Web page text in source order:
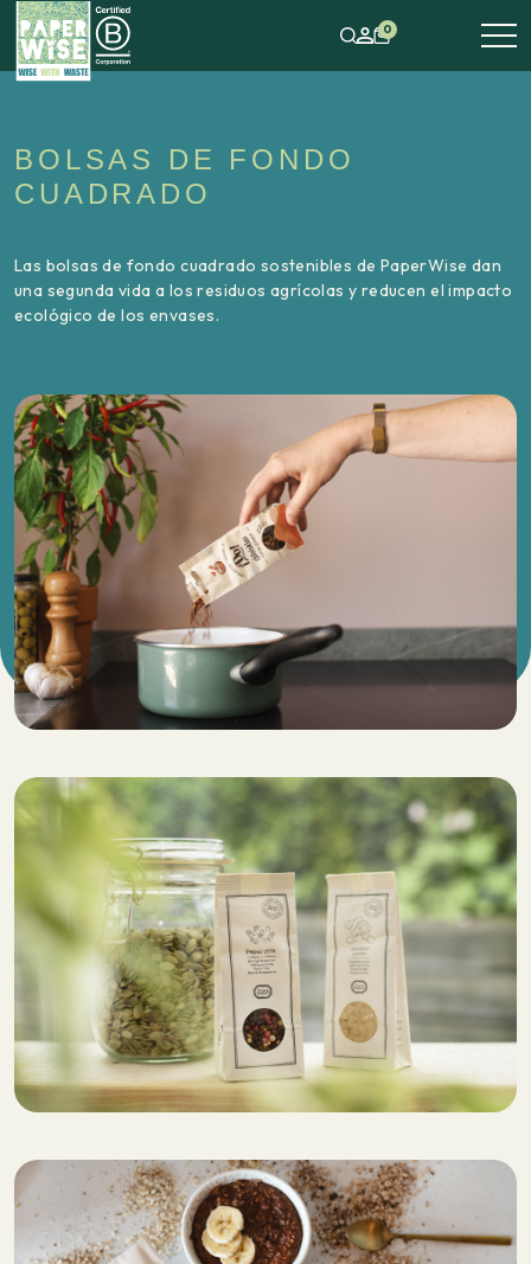
0
BOLSAS DE FONDO
CUADRADO
Las bolsas de fondo cuadrado sostenibles de PaperWise dan
una segunda vida a los residuos agrícolas y reducen el impacto
ecológico de los envases.